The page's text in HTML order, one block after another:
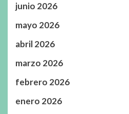
junio 2026
mayo 2026
abril 2026
marzo 2026
febrero 2026
enero 2026